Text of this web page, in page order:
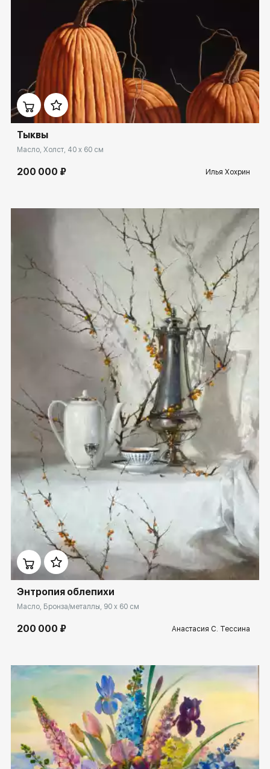
Домен: rakovgallery.ru
Тыквы
Масло, Холст, 40 x 60 см
200 000 ₽ Илья Хохрин
Домен: rakovgallery.ru
Энтропия облепихи
Масло, Бронза/металлы, 90 x 60 см
200 000 ₽ Анастасия С. Тессина